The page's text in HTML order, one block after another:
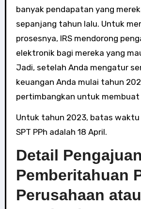
banyak pendapatan yang
sepanjang tahun lalu. Untuk
prosesnya, IRS mendorong
elektronik bagi mereka yang
Jadi, setelah Anda mengatur
keuangan Anda mulai tahun
pertimbangkan untuk membuat
Untuk tahun 2023, batas waktu
SPT PPh adalah 18 April.
Detail
Pemberitahuan
Perusahaan